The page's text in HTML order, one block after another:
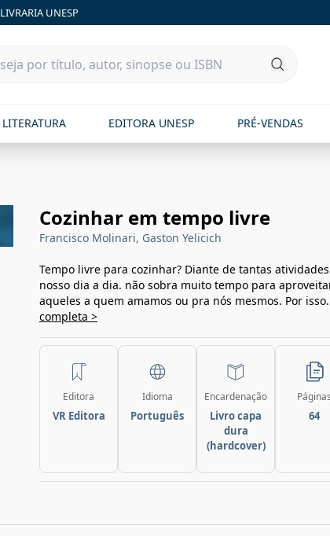
LIVRARIA UNESP
LITERATURA EDITORA UNESP PRÉ-VENDAS
Cozinhar em tempo livre
Francisco Molinari, Gaston Yelicich
Tempo livre para cozinhar? Diante de tantas
nosso dia a dia. não sobra muito tempo para
aqueles a quem amamos ou pra nós mesmos. Por
completa >
Editora
VR Editora
Idioma
Português
Encardenação
Livro capa
dura
(hardcover)
Páginas
64